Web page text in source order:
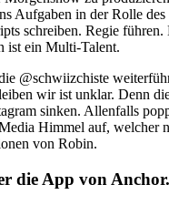
Aufgaben in der Rolle des
schreiben. Regie führen.
ist ein Multi-Talent.
@schwiizchiste
wir ist unklar. Denn
sinken. Allenfalls
Himmel auf, welcher
von Robin.
die App von